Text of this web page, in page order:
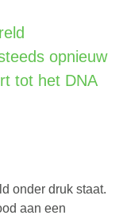
opnieuw
tot het DNA
onder druk staat.
aan een